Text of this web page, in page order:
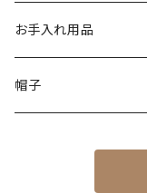
お手入れ用品
帽子